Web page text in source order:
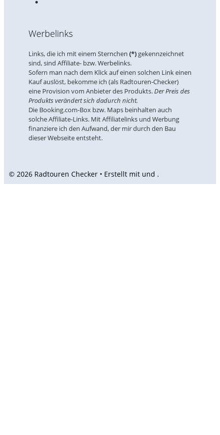
Werbelinks
Links, die ich mit einem Sternchen (*)gekennzeichnet
sind, sind Affiliate- bzw. Werbelinks.
Sofern man nach dem Klick auf einen solchen Link einen
Kauf auslöst, bekomme ich (als Radtouren-Checker)
eine Provision vom Anbieter des Produkts.Der Preis des
Produkts verändert sich dadurch nicht.
Die Booking.com-Box bzw. Maps beinhalten auch
solche Affiliate-Links. Mit Affiliatelinks und Werbung
finanziere ich den Aufwand, der mir durch den Bau
dieser Webseite entsteht.
© 2026 Radtouren Checker • Erstellt mit und .